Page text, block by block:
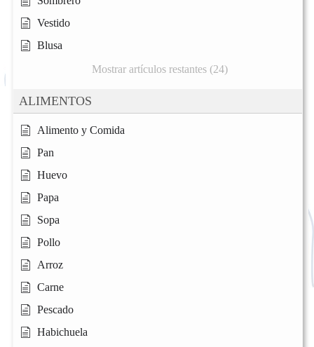
Vestido
Blusa
Mostrar artículos restantes (24)
ALIMENTOS
Alimento y Comida
Pan
Huevo
Papa
Sopa
Pollo
Arroz
Carne
Pescado
Habichuela